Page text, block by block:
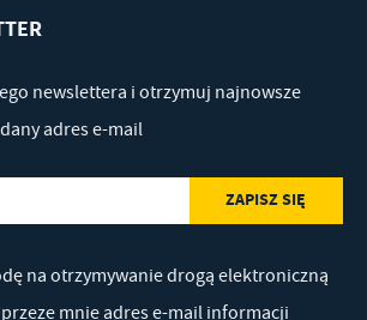
newslettera i otrzymuj najnowsze
adres e-mail
na otrzymywanie drogą elektroniczną
mnie adres e-mail informacji